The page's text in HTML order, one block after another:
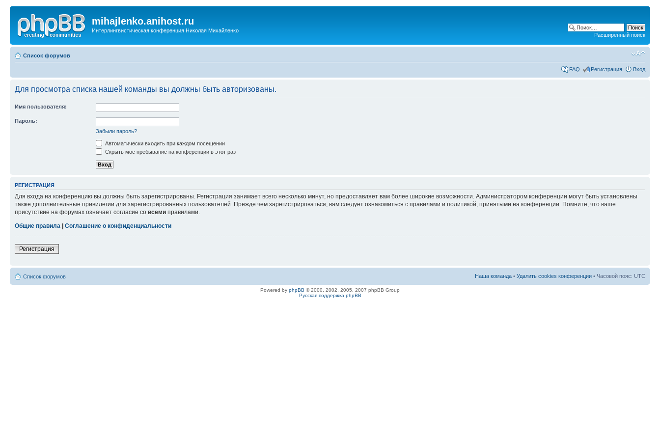
mihajlenko.anihost.ru
Интерлингвистическая конференция Николая Михайленко
Расширенный поиск
Список форумов
FAQ Регистрация Вход
Для просмотра списка нашей команды вы должны быть авторизованы.
Имя пользователя:
Пароль:
Забыли пароль?
Автоматически входить при каждом посещении
Скрыть моё пребывание на конференции в этот раз
РЕГИСТРАЦИЯ
Для входа на конференцию вы должны быть зарегистрированы. Регистрация занимает всего несколько минут, но предоставляет вам более широкие возможности. Администратором конференции могут быть установлены
также дополнительные привилегии для зарегистрированных пользователей. Прежде чем зарегистрироваться, вам следует ознакомиться с правилами и политикой, принятыми на конференции. Помните, что ваше
присутствие на форумах означает согласие со всеми правилами.
Общие правила
Соглашение о конфиденциальности
Регистрация
Список форумов Наша команда • Удалить cookies конференции • Часовой пояс: UTC
Powered by phpBB © 2000, 2002, 2005, 2007 phpBB Group
Русская поддержка phpBB